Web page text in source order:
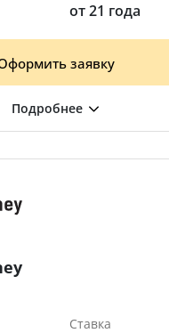
от 21 года
заявку
Ставка